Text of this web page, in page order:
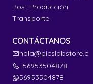
Post Producción
Transporte
CONTÁCTANOS
hola@picslabstore.cl
+56953504878
56953504878